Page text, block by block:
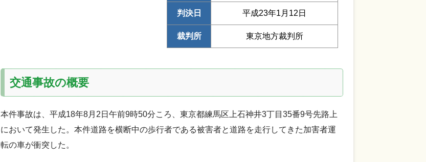
判決日 平成23年1月12日
裁判所 東京地方裁判所
交通事故の概要
本件事故は、平成18年8月2日午前9時50分ころ、東京都練馬区上石神井3丁目35番9号先路上
において発生した。本件道路を横断中の歩行者である被害者と道路を走行してきた加害者運
転の車が衝突した。